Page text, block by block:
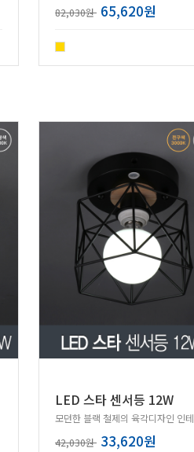
82,030원 65,620원
LED 스타 센서등 12W
42,030원 33,620원